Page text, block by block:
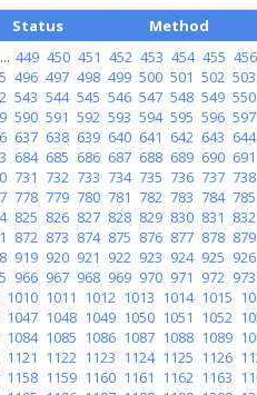
Status Method
... 449 450 451 452 453 454 455 456
496 497 498 499 500 501 502 503
543 544 545 546 547 548 549 550
590 591 592 593 594 595 596 597
637 638 639 640 641 642 643 644
684 685 686 687 688 689 690 691
731 732 733 734 735 736 737 738
778 779 780 781 782 783 784 785
825 826 827 828 829 830 831 832
872 873 874 875 876 877 878 879
919 920 921 922 923 924 925 926
966 967 968 969 970 971 972 973
1010 1011 1012 1013 1014 1015
1047 1048 1049 1050 1051 1052
1084 1085 1086 1087 1088 1089
1121 1122 1123 1124 1125 1126
1158 1159 1160 1161 1162 1163